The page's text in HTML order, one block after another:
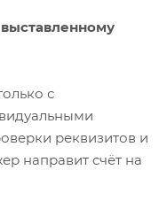
с
реквизитов и
направит счёт на